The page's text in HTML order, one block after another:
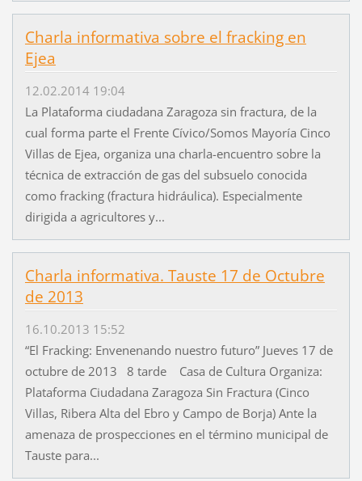
Charla informativa sobre el fracking en
Ejea
12.02.2014 19:04
La Plataforma ciudadana Zaragoza sin fractura, de la
cual forma parte el Frente Cívico/Somos Mayoría Cinco
Villas de Ejea, organiza una charla-encuentro sobre la
técnica de extracción de gas del subsuelo conocida
como fracking (fractura hidráulica). Especialmente
dirigida a agricultores y...
Charla informativa. Tauste 17 de Octubre
de 2013
16.10.2013 15:52
“El Fracking: Envenenando nuestro futuro” Jueves 17 de
octubre de 2013 8 tarde Casa de Cultura Organiza:
Plataforma Ciudadana Zaragoza Sin Fractura (Cinco
Villas, Ribera Alta del Ebro y Campo de Borja) Ante la
amenaza de prospecciones en el término municipal de
Tauste para...